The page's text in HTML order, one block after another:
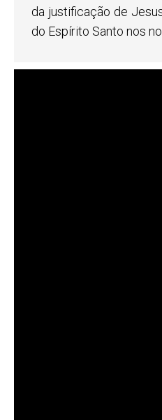
da justificação de
do Espírito Santo nos